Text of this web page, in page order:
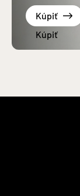
Kúpiť